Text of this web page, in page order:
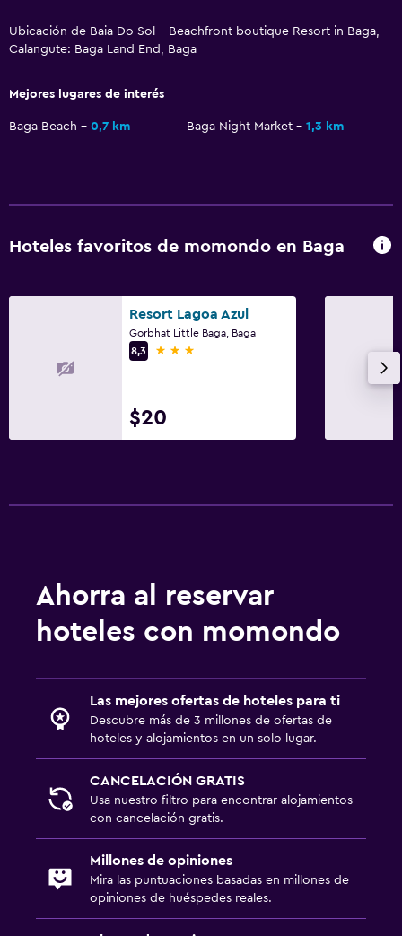
Accesibilidad
Ducha
Bidé
Actividades
Compras
Natación
Lavandería
Servicio de planchado
Servicios de lavandería/tintorería
Plancha para pantalones
Ubicación de Baia Do Sol - Beachfront boutique Resort in Baga,
Calangute: Baga Land End, Baga
Mejores lugares de interés
Baga Beach 0,7 km Baga Night Market 1,3 km
Hoteles favoritos de momondo en Baga
Resort Lagoa Azul
Gorbhat Little Baga, Baga
8,3
3 estrellas
$20
Ahorra al reservar
hoteles con momondo
Las mejores ofertas de hoteles para ti
Descubre más de 3 millones de ofertas de
hoteles y alojamientos en un solo lugar.
CANCELACIÓN GRATIS
Usa nuestro filtro para encontrar alojamientos
con cancelación gratis.
Millones de opiniones
Mira las puntuaciones basadas en millones de
opiniones de huéspedes reales.